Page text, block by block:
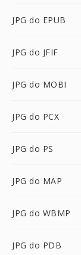
JPG do EPUB
JPG do JFIF
JPG do MOBI
JPG do PCX
JPG do PS
JPG do MAP
JPG do WBMP
JPG do PDB